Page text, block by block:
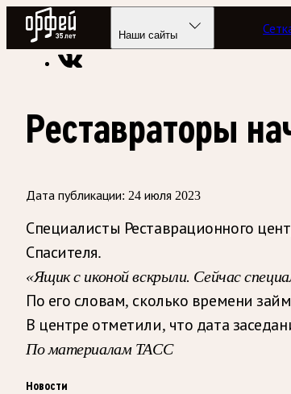
Радио Орфей
Наши сайты
Радио классической музыки «Орфей» Новости
Реставраторы
Дата публикации: 24 июля 2023
Специалисты Реставрационного
Спасителя.
«Ящик с иконой вскрыли. Сейчас
По его словам, сколько времени
В центре отметили, что дата
По материалам ТАСС
Новости